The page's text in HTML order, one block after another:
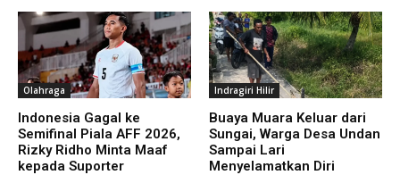
Olahraga
Indonesia Gagal ke
Semifinal Piala AFF 2026,
Rizky Ridho Minta Maaf
kepada Suporter
Indragiri Hilir
Buaya Muara Keluar dari
Sungai, Warga Desa Undan
Sampai Lari
Menyelamatkan Diri